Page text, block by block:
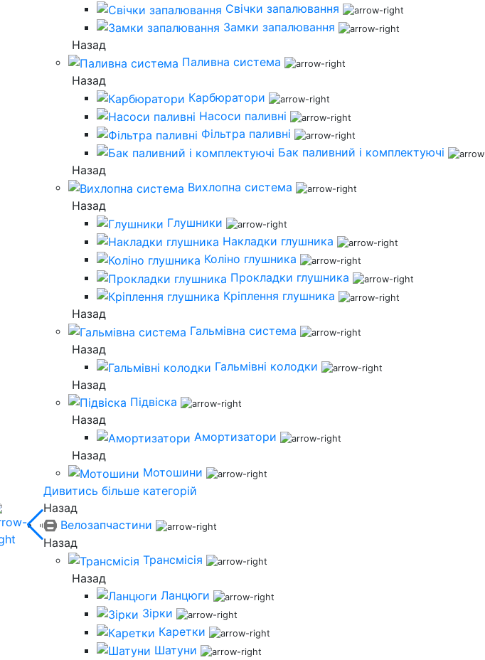
Свічки запалювання
Замки запалювання
Назад
Паливна система
Назад
Карбюратори
Насоси паливні
Фільтра паливні
Бак паливний і комплектуючі
Назад
Вихлопна система
Назад
Глушники
Накладки глушника
Коліно глушника
Прокладки глушника
Кріплення глушника
Назад
Гальмівна система
Назад
Гальмівні колодки
Назад
Підвіска
Назад
Амортизатори
Назад
Мотошини
Дивитись більше категорій
Назад
Велозапчастини
Назад
Трансмісія
Назад
Ланцюги
Зірки
Каретки
Шатуни